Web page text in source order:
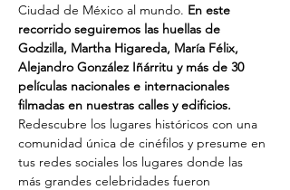
Ciudad de México al mundo. En este
recorrido seguiremos las huellas de
Godzilla, Martha Higareda, María Félix,
Alejandro González Iñárritu y más de 30
películas nacionales e internacionales
filmadas en nuestras calles y edificios.
Redescubre los lugares históricos con una
comunidad única de cinéfilos y presume en
tus redes sociales los lugares donde las
más grandes celebridades fueron